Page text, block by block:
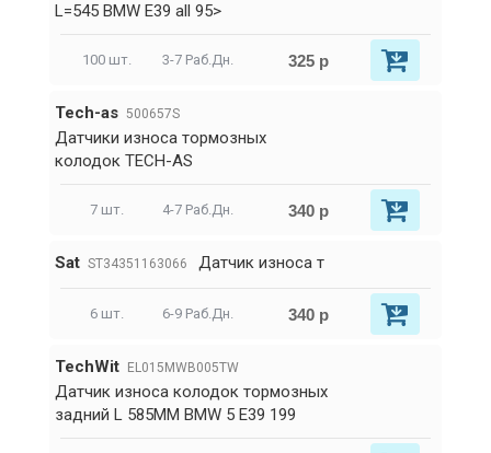
L=545 BMW E39 all 95>
100 шт. 3-7 Раб.Дн. 325 р
Tech-as 500657S
Датчики износа тормозных
колодок TECH-AS
7 шт. 4-7 Раб.Дн. 340 р
Sat ST34351163066 Датчик износа т
6 шт. 6-9 Раб.Дн. 340 р
TechWit EL015MWB005TW
Датчик износа колодок тормозных
задний L 585MM BMW 5 E39 199